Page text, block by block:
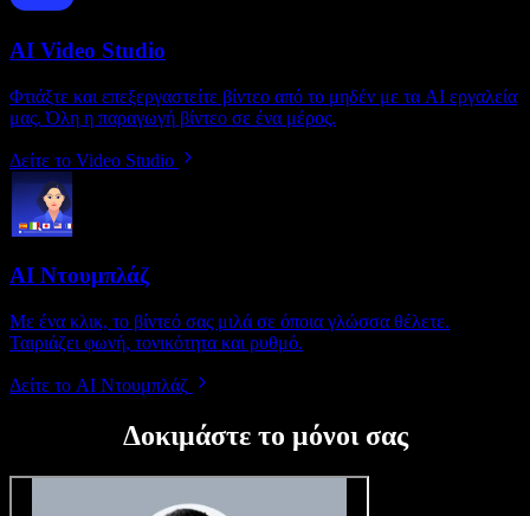
AI Video Studio
Φτιάξτε και επεξεργαστείτε βίντεο από το μηδέν με τα AI εργαλεία
μας. Όλη η παραγωγή βίντεο σε ένα μέρος.
Δείτε το Video Studio
AI Ντουμπλάζ
Με ένα κλικ, το βίντεό σας μιλά σε όποια γλώσσα θέλετε.
Ταιριάζει φωνή, τονικότητα και ρυθμό.
Δείτε το AI Ντουμπλάζ
Δοκιμάστε το μόνοι σας